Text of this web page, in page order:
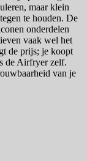
maar klein
te houden. De
onderdelen
vaak wel het
de prijs; je koopt
de Airfryer zelf.
van je